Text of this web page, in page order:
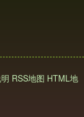
RSS地图 HTML地